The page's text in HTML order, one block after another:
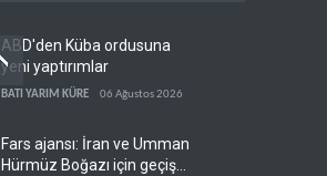
ABD'den Küba ordusuna
yeni yaptırımlar
BATI YARIM KÜRE 06 Ağustos 2026
Fars ajansı: İran ve Umman
Hürmüz Boğazı için geçiş